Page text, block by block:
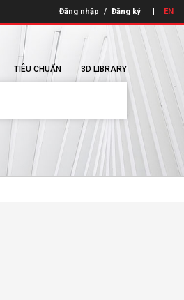
Đăng nhập / Đăng ký EN
TIÊU CHUẨN 3D LIBRARY